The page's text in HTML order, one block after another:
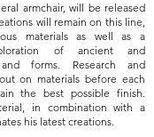
armchair, will be released
will remain on this line,
materials as well as a
of ancient and
forms. Research and
on materials before each
the best possible finish.
in combination with a
his latest creations.